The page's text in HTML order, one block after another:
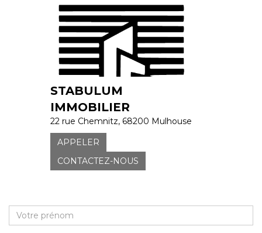
STABULUM
IMMOBILIER
22 rue Chemnitz, 68200 Mulhouse
APPELER
CONTACTEZ-NOUS